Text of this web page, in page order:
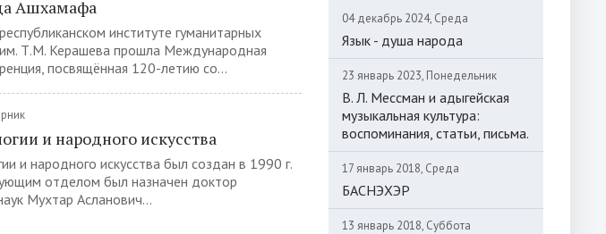
Ашхамафа
институте гуманитарных
Т.М. Керашева прошла Международная
посвящённая 120-летию со...
и народного искусства
и народного искусства был создан в 1990 г.
отделом был назначен доктор
Мухтар Асланович...
04 декабрь 2024, Среда
Язык - душа народа
23 январь 2023, Понедельник
В. Л. Мессман и адыгейская
музыкальная культура:
воспоминания, статьи, письма.
17 январь 2018, Среда
БАСНЭХЭР
13 январь 2018, Суббота